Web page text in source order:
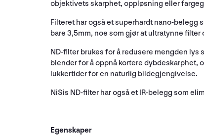
objektivets skarphet, oppløsning eller
Filteret har også et superhardt nano-belegg
bare 3,5mm, noe som gjør at ultratynne
ND-filter brukes for å redusere mengden
blender for å oppnå kortere
lukkertider for en naturlig bildegjengivelse.
NiSis ND-filter har også et IR-belegg som
Egenskaper